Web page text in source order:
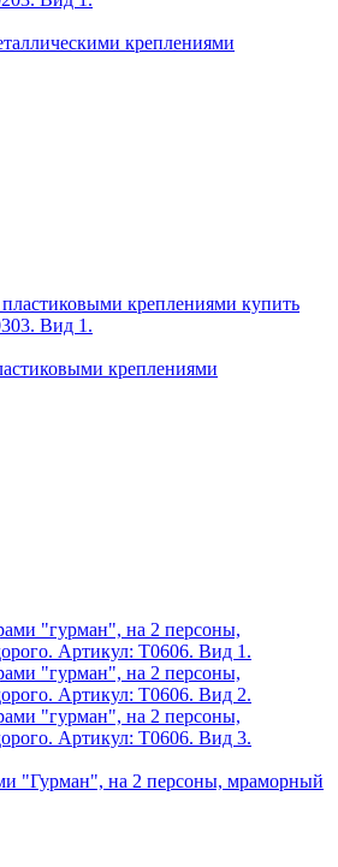
креплениями
креплениями
"Гурман", на 2 персоны, мраморный